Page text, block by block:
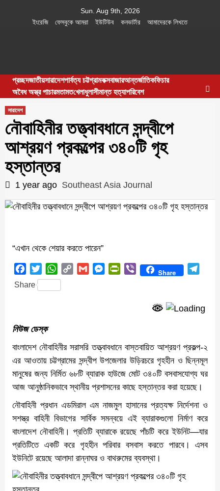
Sun. Aug 9th, 2026
ইংরেজি
ফেসবুকে আমরা ইউটিউব কনভার্টার আমাদেরকে লিখতে
Southeast
Asia Journal
প্রচ্ছদজাতীয়সারাদেশপার্বত্য চট্টগ্রামকক্সবাজারআন্তর্জাতিকফিচার
অবৈধ অস্ত্র পাচারমতামতখেলাধুলাসীমান্ত হত্যাপরিবেশ
সারাদেশ
নৌবাহিনীর তত্ত্বাবধানে সন্দ্বীপে
আশ্রয়ণ প্রকল্পের ৩৪০টি গৃহ
হস্তান্তর
1 year ago Southeast Asia Journal
“এখান থেকে শেয়ার করতে পারেন”
Facebook
TwitterWhatsApp
Copy
Gmail MessengerPrintFriendly
Viber Share
Share
নিউজ ডেস্ক
বাংলাদেশ নৌবাহিনীর সরাসরি তত্ত্বাবধানে বাস্তবায়িত আশ্রয়ণ প্রকল্প-২
এর আওতায় চট্টগ্রামের সন্দ্বীপ উপজেলার উড়িরচরে গৃহহীন ও ছিন্নমূল
মানুষের জন্য নির্মিত ৬৮টি ব্যারাক হাউজে মোট ৩৪০টি বসবাসযোগ্য ঘর
আজ আনুষ্ঠানিকভাবে স্থানীয় প্রশাসনের কাছে হস্তান্তর করা হয়েছে।
নৌবাহিনী প্রধান এডমিরাল এম নাজমুল হাসানের প্রত্যক্ষ নির্দেশনা ও
সশস্ত্র বাহিনী বিভাগের সার্বিক সমন্বয়ে এই ব্যারাকগুলো নির্মাণ করে
বাংলাদেশ নৌবাহিনী। প্রতিটি ব্যারাকে রয়েছে পাঁচটি করে ইউনিট—যার
প্রতিটিতে একটি করে গৃহহীন পরিবার বসবাস করতে পারবে। এসব
ইউনিটে রয়েছে আলাদা রান্নাঘর ও বাথরুমের ব্যবস্থা।